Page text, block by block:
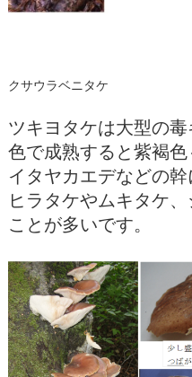
クサウラベニタケ
ツキヨタケは大型の
色で成熟すると紫褐
イタヤカエデなどの幹
ヒラタケやムキタケ
ことが多いです。